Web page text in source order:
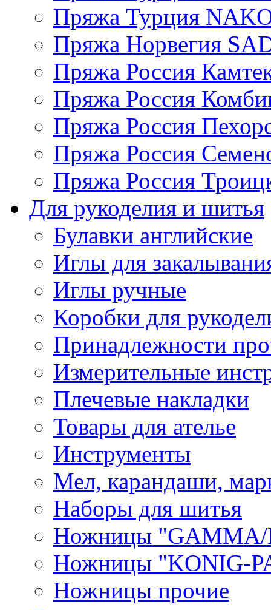
Пряжа Турция
Пряжа Норвегия
Пряжа Россия
Пряжа Россия
Пряжа Россия
Пряжа Россия
Пряжа Россия
Для рукоделия и шитья
Булавки английские
Иглы для
Иглы ручные
Коробки для
Принадлежности
Измерительные
Плечевые накладки
Товары для ателье
Инструменты
Мел, карандаши,
Наборы для шитья
Ножницы "GAMMA/
Ножницы "KONIG-
Ножницы прочие